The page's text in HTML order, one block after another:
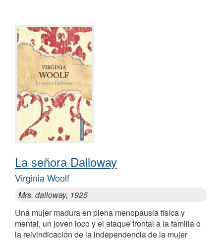
La señora Dalloway
Virginia Woolf
Mrs. dalloway, 1925
Una mujer madura en plena menopausia física y
mental, un joven loco y el ataque frontal a la familia o
la reivindicación de la independencia de la mujer